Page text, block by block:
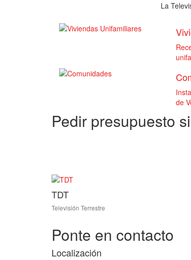
La
de
Pedir presupuesto
TDT
Televisión Terrestre
Ponte en contacto
Localización